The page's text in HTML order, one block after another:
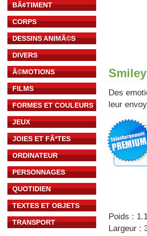
BÃ¢TIMENT
CORPS
DESSINS ANIMÃ©S
DIVERS
Ã©MOTIONS
FILMS
FORMES ET COULEURS
JEUX
JOIES ET FÃªTES
ORDINATEUR
PERSONNAGES
QUOTIDIEN
TEXTES ET OBJETS
TRANSPORT
Des
leur
Poids :
Largeur :